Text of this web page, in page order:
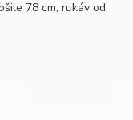
78 cm, rukáv od